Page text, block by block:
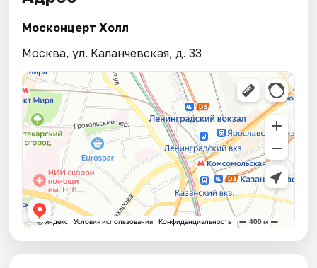
Москонцерт Холл
Москва, ул. Каланчевская, д. 33